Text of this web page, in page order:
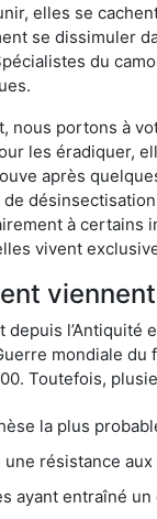
elles se
se dissimuler
du
nous portons à
les éradiquer,
après
à certains
vivent
depuis l’Antiquité
mondiale du
Toutefois,
la plus probable
résistance aux
entraîné un effet